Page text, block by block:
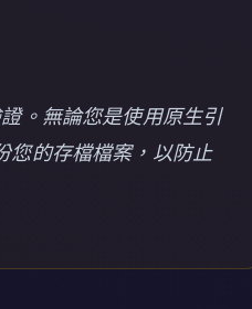
。無論您是使用原生引
您的存檔檔案，以防止